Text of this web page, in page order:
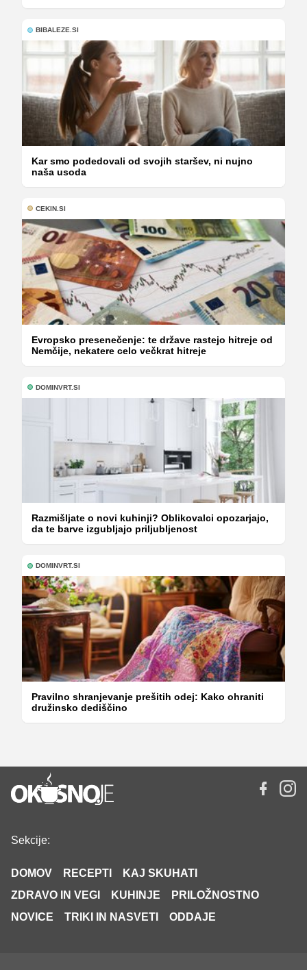
BIBALEZE.SI
Kar smo podedovali od svojih staršev, ni nujno
naša usoda
CEKIN.SI
Evropsko presenečenje: te države rastejo hitreje od
Nemčije, nekatere celo večkrat hitreje
DOMINVRT.SI
Razmišljate o novi kuhinji? Oblikovalci opozarjajo,
da te barve izgubljajo priljubljenost
DOMINVRT.SI
Pravilno shranjevanje prešitih odej: Kako ohraniti
družinsko dediščino
Sekcije:
DOMOV RECEPTI
KAJ SKUHATI
ZDRAVO IN VEGI
KUHINJE
PRILOŽNOSTNO
NOVICE
TRIKI IN NASVETI ODDAJE